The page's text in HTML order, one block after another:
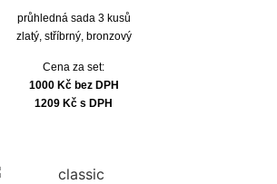
průhledná sada 3 kusů
zlatý, stříbrný, bronzový
Cena za set:
1000 Kč bez DPH
1209 Kč s DPH